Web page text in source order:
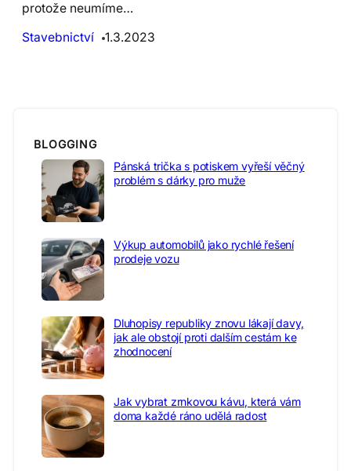
protože neumíme…
Stavebnictví
1.3.2023
BLOGGING
Pánská trička s potiskem vyřeší věčný
problém s dárky pro muže
Výkup automobilů jako rychlé řešení
prodeje vozu
Dluhopisy republiky znovu lákají davy,
jak ale obstojí proti dalším cestám ke
zhodnocení
Jak vybrat zrnkovou kávu, která vám
doma každé ráno udělá radost